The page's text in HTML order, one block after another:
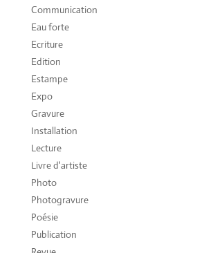
Communication
Eau forte
Ecriture
Edition
Estampe
Expo
Gravure
Installation
Lecture
Livre d'artiste
Photo
Photogravure
Poésie
Publication